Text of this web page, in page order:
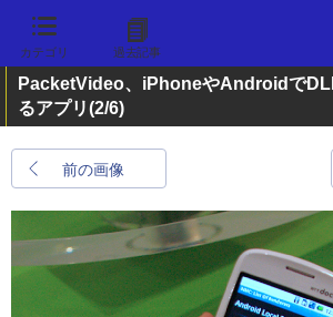
カテゴリ 過去記事
PacketVideo、iPhoneやAndroidで
るアプリ(2/6)
前の画像